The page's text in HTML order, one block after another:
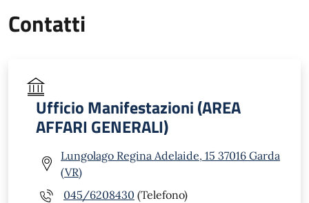
Contatti
Ufficio Manifestazioni (AREA
AFFARI GENERALI)
Lungolago Regina Adelaide, 15 37016 Garda
(VR)
045/6208430 (Telefono)